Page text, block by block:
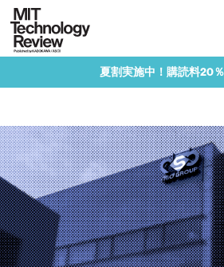
夏割実施中！購読料20％